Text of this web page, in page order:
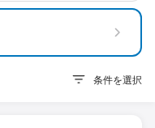
条件を選択